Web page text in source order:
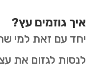
איך גוזמים עץ?
יחד עם זאת למי
לנסות לגזום את